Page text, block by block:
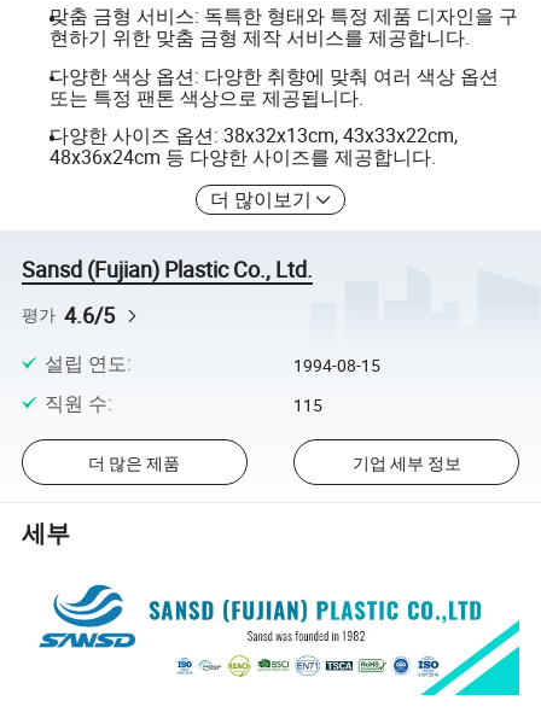
맞춤 금형 서비스: 독특한 형태와 특정 제품 디자인을 구
현하기 위한 맞춤 금형 제작 서비스를 제공합니다.
다양한 색상 옵션: 다양한 취향에 맞춰 여러 색상 옵션
또는 특정 팬톤 색상으로 제공됩니다.
다양한 사이즈 옵션: 38x32x13cm, 43x33x22cm,
48x36x24cm 등 다양한 사이즈를 제공합니다.
더 많이보기
Sansd (Fujian) Plastic Co., Ltd.
평가 4.6/5
설립 연도: 1994-08-15
직원 수: 115
더 많은 제품 기업 세부 정보
세부